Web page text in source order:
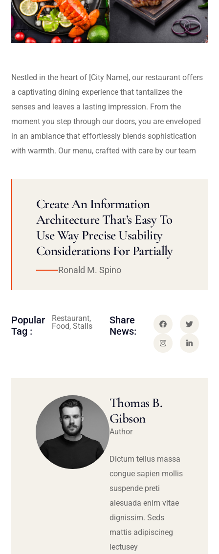
Nestled in the heart of [City Name], our restaurant offers
a captivating dining experience that tantalizes the
senses and leaves a lasting impression. From the
moment you step through our doors, you are enveloped
in an ambiance that effortlessly blends sophistication
with warmth. Our menu, crafted with care by our team
Create An Information
Architecture That’s Easy To
Use Way Precise Usability
Considerations For Partially
Ronald M. Spino
Popular
Tag :
Restaurant,
Food, Stalls
Share
News:
Thomas B.
Gibson
Author
Dictum tellus massa
congue sapien mollis
suspende preti
alesuada enim vitae
dignissim. Seds
mattis adipiscineg
lectusey